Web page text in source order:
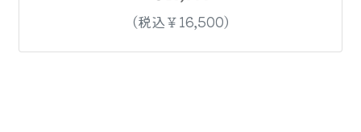
(税込￥16,500)